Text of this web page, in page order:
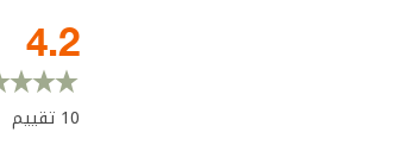
4.2
10 تقييم